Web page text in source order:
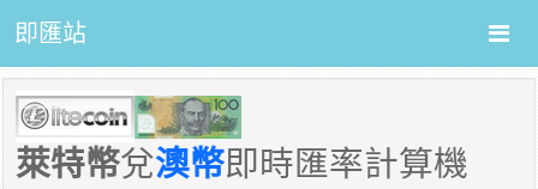
即匯站
萊特幣兌澳幣即時匯率計算機